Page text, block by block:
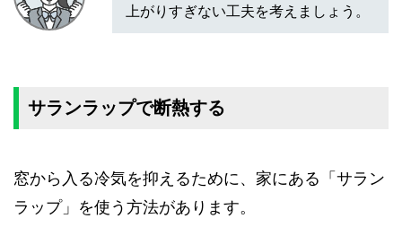
上がりすぎない工夫を考えましょう。
サランラップで断熱する
窓から入る冷気を抑えるために、家にある「サラン
ラップ」を使う方法があります。